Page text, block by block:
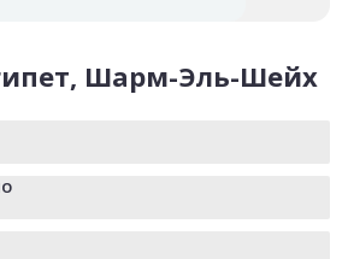
Шарм-Эль-Шейх